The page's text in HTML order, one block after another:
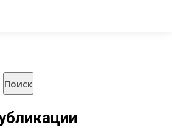
Поиск